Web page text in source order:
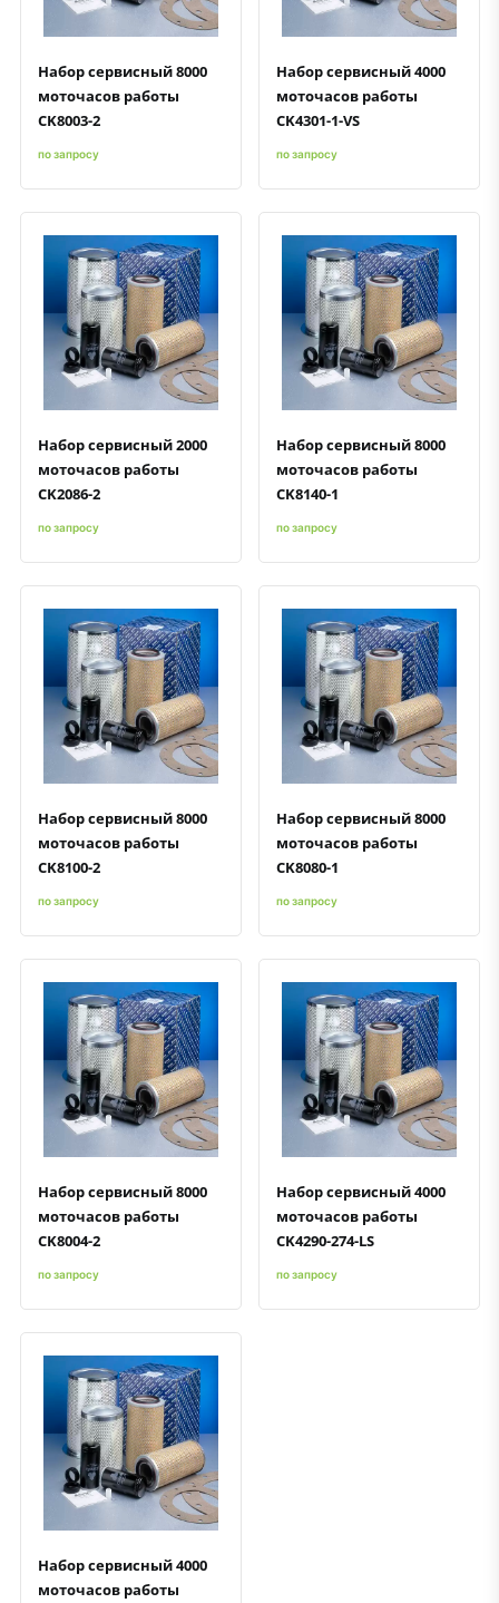
Набор сервисный 8000
моточасов работы
CK8003-2
по запросу
Набор сервисный 4000
моточасов работы
CK4301-1-VS
по запросу
Быстрый просмотрДобавить к сравнению
Добавить в избранное
Набор сервисный 2000
моточасов работы
CK2086-2
по запросу
Быстрый просмотрДобавить к сравнению
Добавить в избранное
Набор сервисный 8000
моточасов работы
CK8140-1
по запросу
Быстрый просмотрДобавить к сравнению
Добавить в избранное
Набор сервисный 8000
моточасов работы
CK8100-2
по запросу
Быстрый просмотрДобавить к сравнению
Добавить в избранное
Набор сервисный 8000
моточасов работы
CK8080-1
по запросу
Быстрый просмотрДобавить к сравнению
Добавить в избранное
Набор сервисный 8000
моточасов работы
CK8004-2
по запросу
Быстрый просмотрДобавить к сравнению
Добавить в избранное
Набор сервисный 4000
моточасов работы
CK4290-274-LS
по запросу
Быстрый просмотрДобавить к сравнению
Добавить в избранное
Набор сервисный 4000
моточасов работы